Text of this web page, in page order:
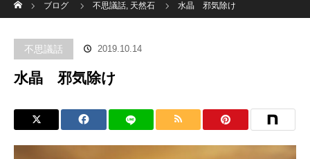
ブログ
不思議話, 天然石 水晶 邪気除け
不思議話 2019.10.14
水晶 邪気除け